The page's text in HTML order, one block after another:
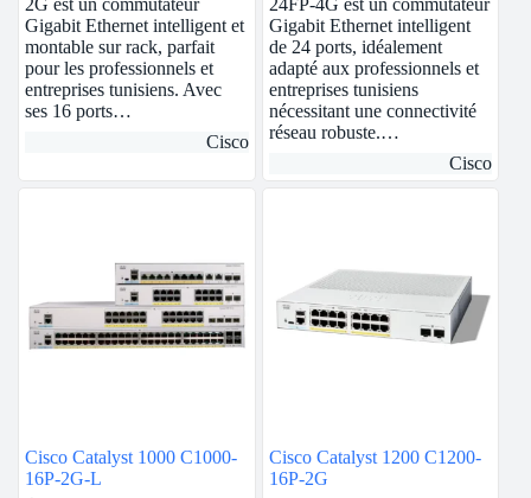
Gigabit Ethernet intelligent et
montable sur rack, parfait
pour les professionnels et
entreprises tunisiens. Avec
ses 16 ports…
Cisco
Gigabit Ethernet intelligent
de 24 ports, idéalement
adapté aux professionnels et
entreprises tunisiens
nécessitant une connectivité
réseau robuste.…
Cisco
Cisco Catalyst 1000 C1000-
16P-2G-L
Cisco Catalyst 1200 C1200-
16P-2G